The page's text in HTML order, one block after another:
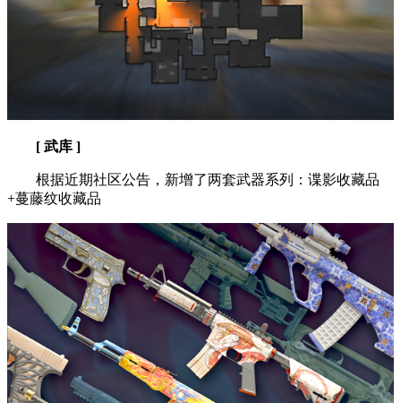
[ 武库 ]
根据近期社区公告，新增了两套武器系列：谍影收藏品
+蔓藤纹收藏品